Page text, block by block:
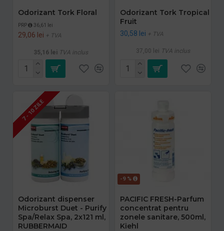
Odorizant Tork Floral
PRP 36,61 lei
29,06 lei + TVA
35,16 lei TVA inclus
Odorizant Tork Tropical
Fruit
30,58 lei + TVA
37,00 lei TVA inclus
7 - 10 ZILE
Odorizant dispenser
Microburst Duet - Purify
Spa/Relax Spa, 2x121 ml,
RUBBERMAID
-9 %
PACIFIC FRESH-Parfum
concentrat pentru
zonele sanitare, 500ml,
Kiehl